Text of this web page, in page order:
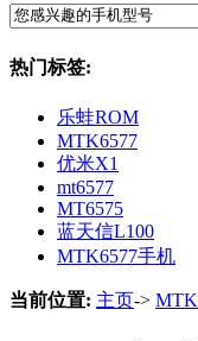
热门标签:
乐蛙ROM
MTK6577
优米X1
mt6577
MT6575
蓝天信L100
MTK6577手机
当前位置: 主页->